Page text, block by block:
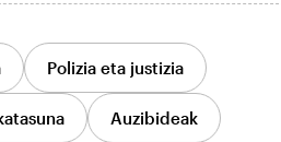
Polizia eta justizia
Auzibideak